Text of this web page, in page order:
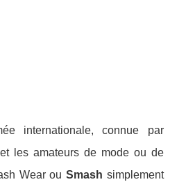
internationale, connue par
les amateurs de mode ou de
Wear ou Smash simplement